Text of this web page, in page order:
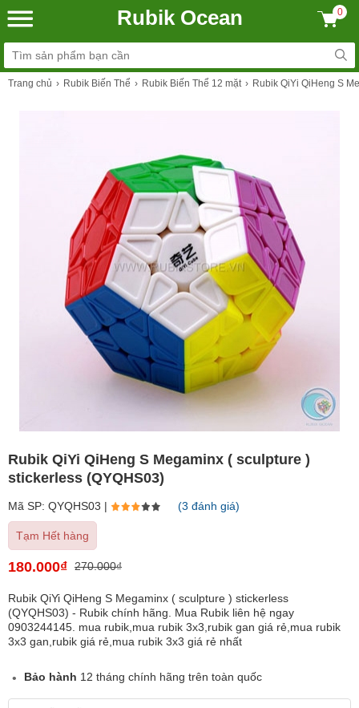
Rubik Ocean 0
Trang chủ Rubik Biến Thể Rubik Biến Thể 12 mặt Rubik QiYi QiHeng S
Rubik QiYi QiHeng S Megaminx ( sculpture )
stickerless (QYQHS03)
Mã SP: QYQHS03 | (3 đánh giá)
Tạm Hết hàng
180.000₫ 270.000₫
Rubik QiYi QiHeng S Megaminx ( sculpture ) stickerless
(QYQHS03) - Rubik chính hãng. Mua Rubik liên hệ ngay
0903244145. mua rubik,mua rubik 3x3,rubik gan giá rẻ,mua rubik
3x3 gan,rubik giá rẻ,mua rubik 3x3 giá rẻ nhất
Bảo hành 12 tháng chính hãng trên toàn quốc